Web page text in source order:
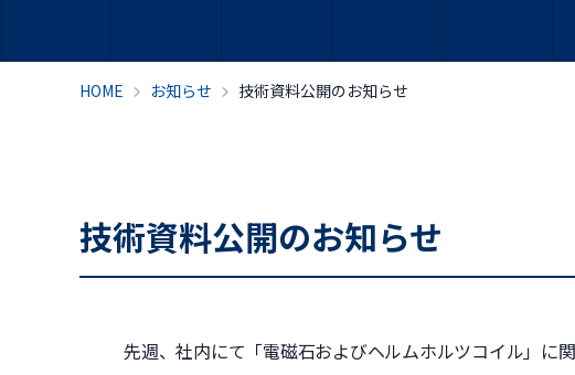
HOME お知らせ 技術資料公開のお知らせ
技術資料公開のお知らせ
先週、社内にて「電磁石およびヘルムホルツコイル」に